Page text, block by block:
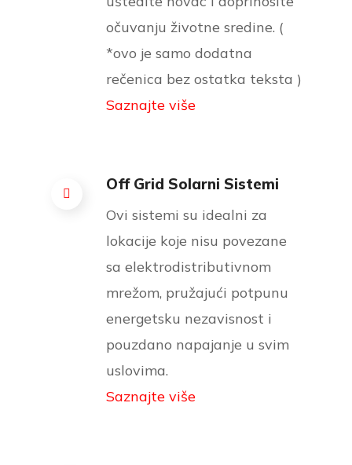
očuvanju životne sredine. (
*ovo je samo dodatna
rečenica bez ostatka teksta )
Saznajte više
Off Grid Solarni Sistemi
Ovi sistemi su idealni za
lokacije koje nisu povezane
sa elektrodistributivnom
mrežom, pružajući potpunu
energetsku nezavisnost i
pouzdano napajanje u svim
uslovima.
Saznajte više